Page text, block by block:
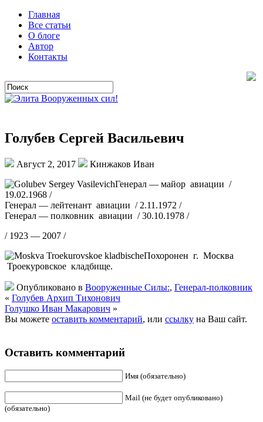
Главная
Все статьи
О блоге
Автор
Контакты
Голубев Сергей Васильевич
Август 2, 2017
Кинжаков Иван
Генерал — майор авиации /
19.02.1968 /
Генерал — лейтенант авиации / 2.11.1972 /
Генерал — полковник авиации / 30.10.1978 /
/ 1923 — 2007 /
Похоронен г. Москва
Троекуровское кладбище.
Опубликовано в Вооруженные Силы:, Генерал-полковник
« Голубев Архип Тихонович
Голушко Иван Макарович »
Вы можете оставить комментарий, или ссылку на Ваш сайт.
Оставить комментарий
Имя (обязательно)
Mail (не будет опубликовано)
(обязательно)